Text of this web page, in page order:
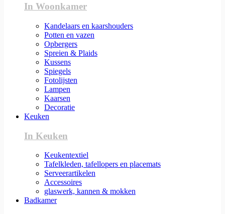
In Woonkamer
Kandelaars en kaarshouders
Potten en vazen
Opbergers
Spreien & Plaids
Kussens
Spiegels
Fotolijsten
Lampen
Kaarsen
Decoratie
Keuken
In Keuken
Keukentextiel
Tafelkleden, tafellopers en placemats
Serveerartikelen
Accessoires
glaswerk, kannen & mokken
Badkamer